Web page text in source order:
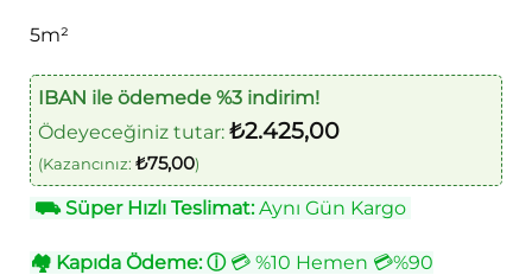
5m²
IBAN ile ödemede %3 indirim!
Ödeyeceğiniz tutar: ₺2.425,00
(Kazancınız: ₺75,00)
⛟Süper Hızlı Teslimat:Aynı Gün Kargo
🏘 Kapıda Ödeme: ⓘ💳 %10 Hemen 💳%90